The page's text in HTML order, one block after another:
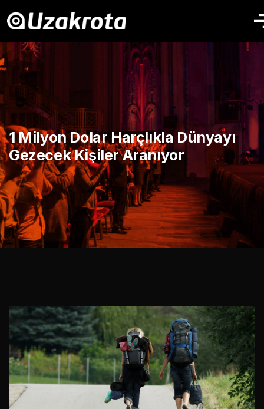
1 Milyon Dolar Harçlıkla Dünyayı
Gezecek Kişiler Aranıyor